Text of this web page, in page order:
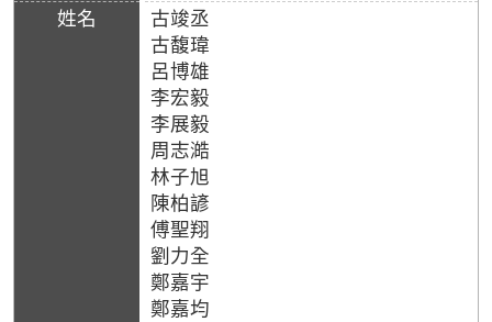
古竣丞
古馥瑋
呂博雄
李宏毅
李展毅
周志澔
林子旭
陳柏諺
傅聖翔
劉力全
鄭嘉宇
鄭嘉均